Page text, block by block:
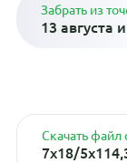
Забрать из
13 августа
Скачать
7x18/